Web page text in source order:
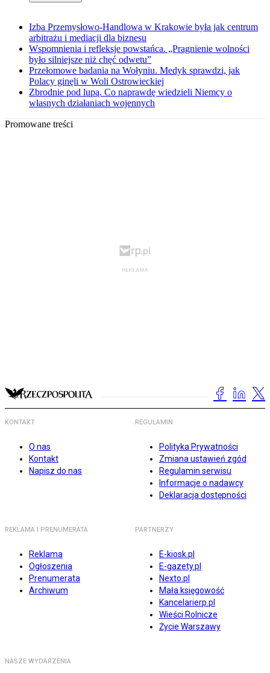
Izba Przemysłowo-Handlowa w Krakowie była jak centrum
arbitrażu i mediacji dla biznesu
Wspomnienia i refleksje powstańca. „Pragnienie wolności
było silniejsze niż chęć odwetu”
Przełomowe badania na Wołyniu. Medyk sprawdzi, jak
Polacy ginęli w Woli Ostrowieckiej
Zbrodnie pod lupą. Co naprawdę wiedzieli Niemcy o
własnych działaniach wojennych
Promowane treści
KONTAKT
O nas
Kontakt
Napisz do nas
REGULAMIN
Polityka Prywatności
Zmiana ustawień zgód
Regulamin serwisu
Informacje o nadawcy
Deklaracja dostępności
REKLAMA I PRENUMERATA
Reklama
Ogłoszenia
Prenumerata
Archiwum
PARTNERZY
E-kiosk.pl
E-gazety.pl
Nexto.pl
Mała księgowość
Kancelarierp.pl
Wieści Rolnicze
Życie Warszawy
NASZE WYDARZENIA